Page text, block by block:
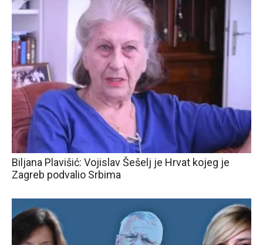
Biljana Plavišić: Vojislav Šešelj je Hrvat kojeg je
Zagreb podvalio Srbima